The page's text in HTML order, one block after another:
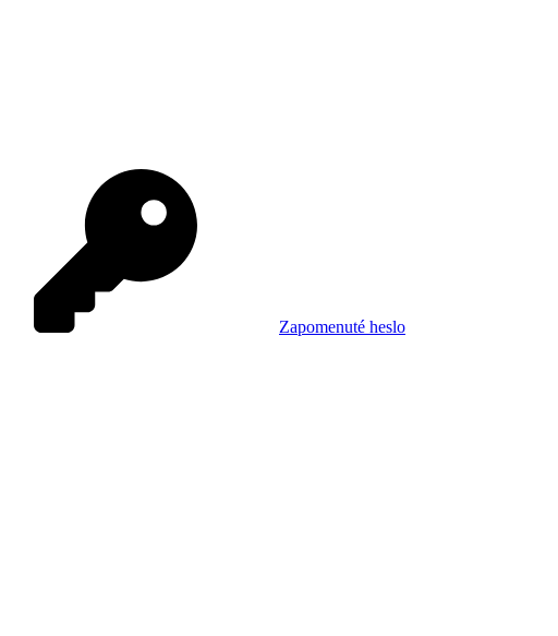
Zapomenuté heslo